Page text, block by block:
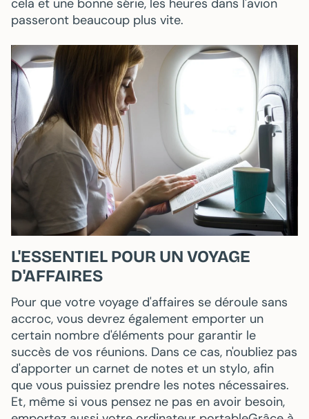
passeront beaucoup plus vite.
L'ESSENTIEL POUR UN VOYAGE
D'AFFAIRES
Pour que votre voyage d'affaires se déroule sans
accroc, vous devrez également emporter un
certain nombre d'éléments pour garantir le
succès de vos réunions. Dans ce cas, n'oubliez pas
d'apporter un carnet de notes et un stylo, afin
que vous puissiez prendre les notes nécessaires.
Et, même si vous pensez ne pas en avoir besoin,